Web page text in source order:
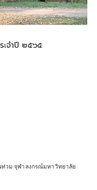
ะจำปี ๒๕๖๕
วม จุฬาลงกรณ์มหาวิทยาลัย